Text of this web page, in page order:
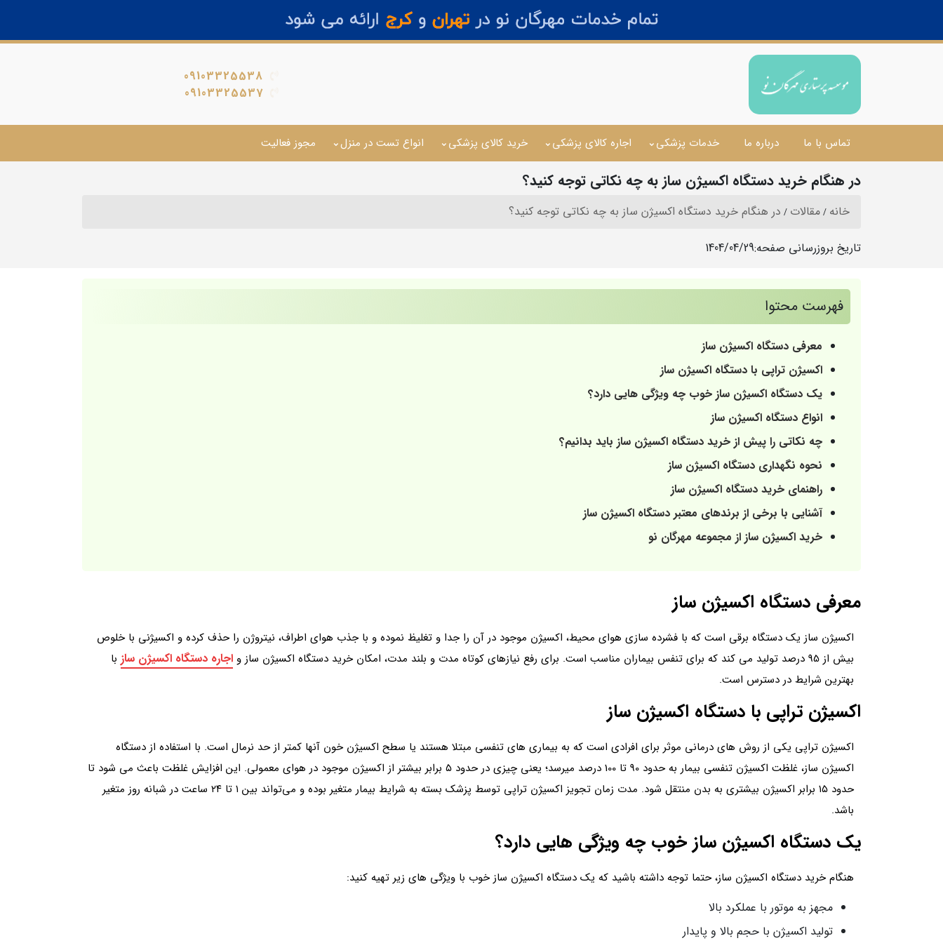
09103325538
09103325537
تماس با ما درباره ما خدمات پزشکی اجاره کالای پزشکی خرید کالای پزشکی انواع تست در منزل مجوز فعالیت
در هنگام خرید دستگاه اکسیژن ساز به چه نکاتی توجه کنید؟
خانه مقالات در هنگام خرید دستگاه اکسیژن ساز به چه نکاتی توجه کنید؟
تاریخ بروزرسانی صفحه:1404/04/29
فهرست محتوا
معرفی دستگاه اکسیژن ساز
اکسیژن تراپی با دستگاه اکسیژن ساز
یک دستگاه اکسیژن ساز خوب چه ویژگی هایی دارد؟
انواع دستگاه اکسیژن ساز
چه نکاتی را پیش از خرید دستگاه اکسیژن ساز باید بدانیم؟
نحوه نگهداری دستگاه اکسیژن ساز
راهنمای خرید دستگاه اکسیژن ساز
آشنایی با برخی از برندهای معتبر دستگاه اکسیژن ساز
خرید اکسیژن ساز از مجموعه مهرگان نو
معرفی دستگاه اکسیژن ساز
اکسیژن ساز یک دستگاه برقی است که با فشرده سازی هوای محیط، اکسیژن موجود در آن را جدا و تغلیظ نموده و با جذب هوای اطراف، نیتروژن را حذف کرده و اکسیژنی با خلوص
بیش از 95 درصد تولید می کند که برای تنفس بیماران مناسب است. برای رفع نیازهای کوتاه‌ مدت و بلند مدت، امکان خرید دستگاه اکسیژن ساز و
اجاره دستگاه اکسیژن ساز با
بهترین شرایط در دسترس است.
اکسیژن تراپی با دستگاه اکسیژن ساز
اکسیژن تراپی یکی از روش های درمانی موثر برای افرادی است که به بیماری های تنفسی مبتلا هستند یا سطح اکسیژن خون آنها کمتر از حد نرمال است. با استفاده از دستگاه
اکسیژن‌ ساز، غلظت اکسیژن تنفسی بیمار به حدود 90 تا 100 درصد میرسد؛ یعنی چیزی در حدود ۵ برابر بیشتر از اکسیژن موجود در هوای معمولی. این افزایش غلظت باعث می شود تا
حدود ۱۵ برابر اکسیژن بیشتری به بدن منتقل شود. مدت زمان تجویز اکسیژن تراپی توسط پزشک بسته به شرایط بیمار متغیر بوده و می‌تواند بین ۱ تا ۲۴ ساعت در شبانه روز متغیر
باشد.
یک دستگاه اکسیژن ساز خوب چه ویژگی هایی دارد؟
هنگام خرید دستگاه اکسیژن ساز، حتما توجه داشته باشید که یک دستگاه اکسیژن ساز خوب با ویژگی های زیر تهیه کنید:
مجهز به موتور با عملکرد بالا
تولید اکسیژن با حجم بالا و پایدار